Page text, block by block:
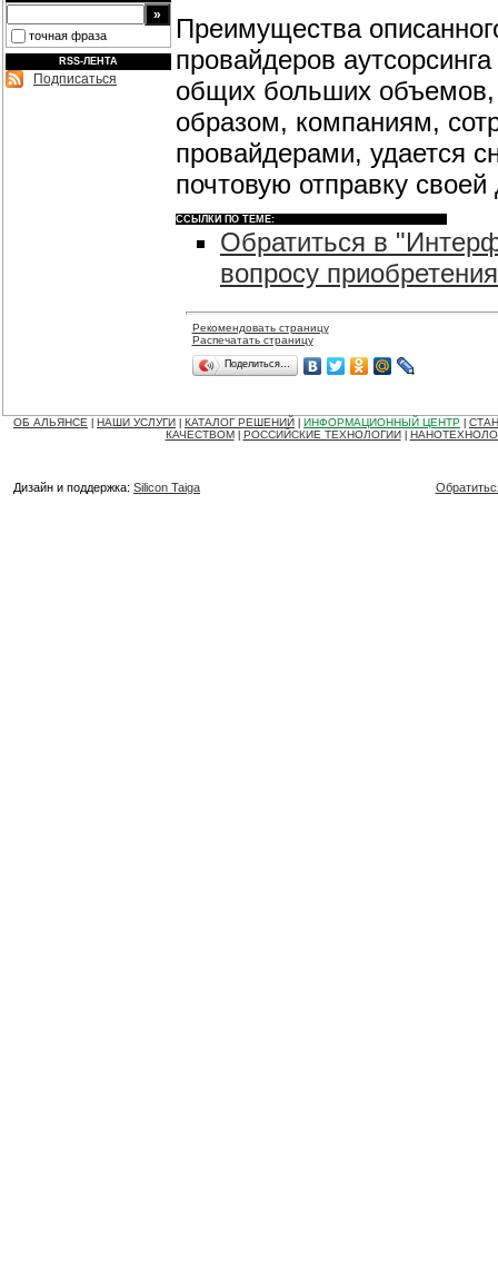
точная фраза
RSS-ЛЕНТА
Подписаться
Преимущества
провайдеров
общих больших объемов,
образом, компаниям,
провайдерами, удается
почтовую отправку
ССЫЛКИ ПО ТЕМЕ:
Обратиться в
вопросу
Рекомендовать страницу
Распечатать страницу
Поделиться…
ОБ АЛЬЯНСЕ НАШИ УСЛУГИ КАТАЛОГ РЕШЕНИЙ ИНФОРМАЦИОННЫЙ ЦЕНТР
КАЧЕСТВОМ
РОССИЙСКИЕ ТЕХНОЛОГИИ
Дизайн и поддержка: Silicon Taiga